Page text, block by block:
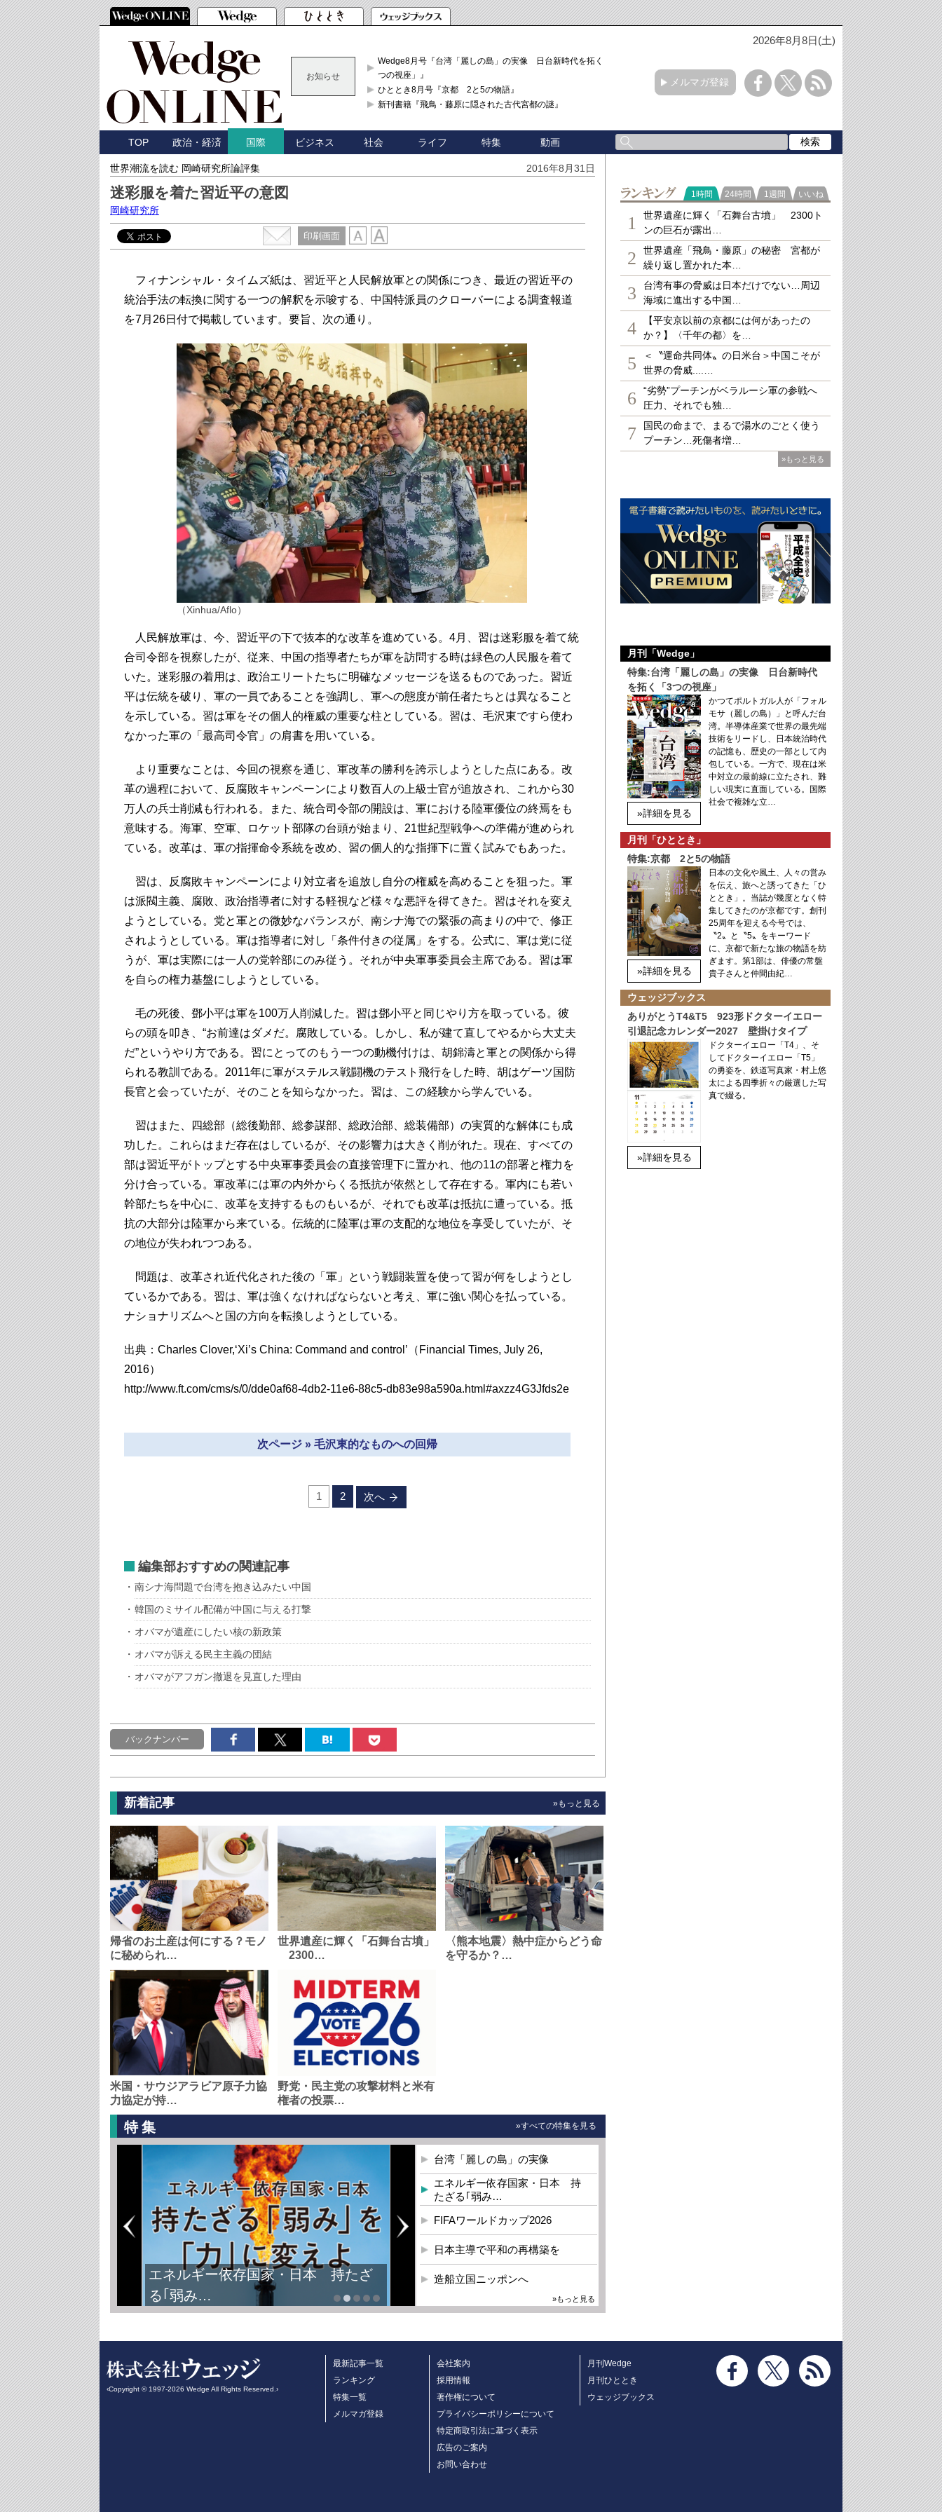
2026年8月8日(土)
お知らせ
Wedge8月号『台湾「麗しの島」の実像 日台新時代を拓く「3
つの視座」』
ひととき8月号『京都 2と5の物語』
新刊書籍『飛鳥・藤原に隠された古代宮都の謎』
メルマガ登録
TOP 政治・経済 国際 ビジネス 社会 ライフ 特集 動画
世界潮流を読む 岡崎研究所論評集 2016年8月31日
迷彩服を着た習近平の意図
岡崎研究所
印刷画面
フィナンシャル・タイムズ紙は、習近平と人民解放軍との関係につき、最近の習近平の
統治手法の転換に関する一つの解釈を示唆する、中国特派員のクローバーによる調査報道
を7月26日付で掲載しています。要旨、次の通り。
（Xinhua/Aflo）
人民解放軍は、今、習近平の下で抜本的な改革を進めている。4月、習は迷彩服を着て統
合司令部を視察したが、従来、中国の指導者たちが軍を訪問する時は緑色の人民服を着て
いた。迷彩服の着用は、政治エリートたちに明確なメッセージを送るものであった。習近
平は伝統を破り、軍の一員であることを強調し、軍への態度が前任者たちとは異なること
を示している。習は軍をその個人的権威の重要な柱としている。習は、毛沢東ですら使わ
なかった軍の「最高司令官」の肩書を用いている。
より重要なことは、今回の視察を通じ、軍改革の勝利を誇示しようとした点にある。改
革の過程において、反腐敗キャンペーンにより数百人の上級士官が追放され、これから30
万人の兵士削減も行われる。また、統合司令部の開設は、軍における陸軍優位の終焉をも
意味する。海軍、空軍、ロケット部隊の台頭が始まり、21世紀型戦争への準備が進められ
ている。改革は、軍の指揮命令系統を改め、習の個人的な指揮下に置く試みでもあった。
習は、反腐敗キャンペーンにより対立者を追放し自分の権威を高めることを狙った。軍
は派閥主義、腐敗、政治指導者に対する軽視など様々な悪評を得てきた。習はそれを変え
ようとしている。党と軍との微妙なバランスが、南シナ海での緊張の高まりの中で、修正
されようとしている。軍は指導者に対し「条件付きの従属」をする。公式に、軍は党に従
うが、軍は実際には一人の党幹部にのみ従う。それが中央軍事委員会主席である。習は軍
を自らの権力基盤にしようとしている。
毛の死後、鄧小平は軍を100万人削減した。習は鄧小平と同じやり方を取っている。彼
らの頭を叩き、“お前達はダメだ。腐敗している。しかし、私が建て直してやるから大丈夫
だ”というやり方である。習にとってのもう一つの動機付けは、胡錦濤と軍との関係から得
られる教訓である。2011年に軍がステルス戦闘機のテスト飛行をした時、胡はゲーツ国防
長官と会っていたが、そのことを知らなかった。習は、この経験から学んでいる。
習はまた、四総部（総後勤部、総参謀部、総政治部、総装備部）の実質的な解体にも成
功した。これらはまだ存在はしているが、その影響力は大きく削がれた。現在、すべての
部は習近平がトップとする中央軍事委員会の直接管理下に置かれ、他の11の部署と権力を
分け合っている。軍改革には軍の内外からくる抵抗が依然として存在する。軍内にも若い
幹部たちを中心に、改革を支持するものもいるが、それでも改革は抵抗に遭っている。抵
抗の大部分は陸軍から来ている。伝統的に陸軍は軍の支配的な地位を享受していたが、そ
の地位が失われつつある。
問題は、改革され近代化された後の「軍」という戦闘装置を使って習が何をしようとし
ているかである。習は、軍は強くなければならないと考え、軍に強い関心を払っている。
ナショナリズムへと国の方向を転換しようとしている。
出典：Charles Clover,‘Xi’s China: Command and control’（Financial Times, July 26,
2016）
http://www.ft.com/cms/s/0/dde0af68-4db2-11e6-88c5-db83e98a590a.html#axzz4G3Jfds2e
次ページ » 毛沢東的なものへの回帰
1 2 次へ
編集部おすすめの関連記事
南シナ海問題で台湾を抱き込みたい中国
韓国のミサイル配備が中国に与える打撃
オバマが遺産にしたい核の新政策
オバマが訴える民主主義の団結
オバマがアフガン撤退を見直した理由
バックナンバー
新着記事 »もっと見る
帰省のお土産は何にする？モノ
に秘められ…
世界遺産に輝く「石舞台古墳」
2300…
〈熊本地震〉熱中症からどう命
を守るか？…
米国・サウジアラビア原子力協
力協定が持…
野党・民主党の攻撃材料と米有
権者の投票…
特集 »すべての特集を見る
FIFAワールドカップ2026
台湾「麗しの島」の実像
エネルギー依存国家・日本 持
たざる｢弱み…
FIFAワールドカップ2026
日本主導で平和の再構築を
造船立国ニッポンへ
»もっと見る
ランキング
1時間 24時間 1週間 いいね
1
世界遺産に輝く「石舞台古墳」 2300ト
ンの巨石が露出…
2
世界遺産「飛鳥・藤原」の秘密 宮都が
繰り返し置かれた本…
3
台湾有事の脅威は日本だけでない…周辺
海域に進出する中国…
4
【平安京以前の京都には何があったの
か？】〈千年の都〉を…
5
＜〝運命共同体〟の日米台＞中国こそが
世界の脅威....…
6
“劣勢”プーチンがベラルーシ軍の参戦へ
圧力、それでも独…
7
国民の命まで、まるで湯水のごとく使う
プーチン…死傷者増…
»もっと見る
月刊「Wedge」
特集:台湾「麗しの島」の実像 日台新時代
を拓く「3つの視座」
»詳細を見る
かつてポルトガル人が「フォル
モサ（麗しの島）」と呼んだ台
湾。半導体産業で世界の最先端
技術をリードし、日本統治時代
の記憶も、歴史の一部として内
包している。一方で、現在は米
中対立の最前線に立たされ、難
しい現実に直面している。国際
社会で複雑な立…
月刊「ひととき」
特集:京都 2と5の物語
»詳細を見る
日本の文化や風土、人々の営み
を伝え、旅へと誘ってきた「ひ
ととき」。当誌が幾度となく特
集してきたのが京都です。創刊
25周年を迎える今号では、
〝2〟と〝5〟をキーワード
に、京都で新たな旅の物語を紡
ぎます。第1部は、俳優の常盤
貴子さんと仲間由紀…
ウェッジブックス
ありがとうT4&T5 923形ドクターイエロー
引退記念カレンダー2027 壁掛けタイプ
»詳細を見る
ドクターイエロー「T4」、そ
してドクターイエロー「T5」
の勇姿を、鉄道写真家・村上悠
太による四季折々の厳選した写
真で綴る。
‹Copyright © 1997-2026 Wedge All Rights Reserved.›
最新記事一覧
ランキング
特集一覧
メルマガ登録
会社案内
採用情報
著作権について
プライバシーポリシーについて
特定商取引法に基づく表示
広告のご案内
お問い合わせ
月刊Wedge
月刊ひととき
ウェッジブックス